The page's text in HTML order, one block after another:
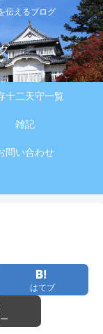
伝えるブログ
十二天守一覧
雑記
問い合わせ
はてブ